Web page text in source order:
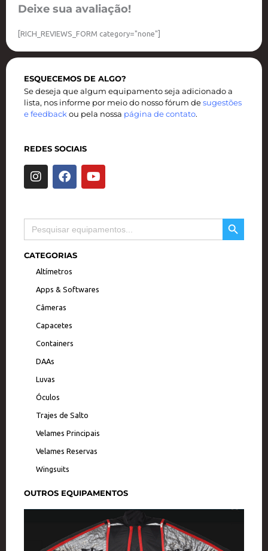
Deixe sua avaliação!
[RICH_REVIEWS_FORM category="none"]
ESQUECEMOS DE ALGO?
Se deseja que algum equipamento seja adicionado a
lista, nos informe por meio do nosso fórum de sugestões
e feedback ou pela nossa página de contato.
REDES SOCIAIS
I
n
a
g
r
a
m
F
a
b
o
o
k
Y
o
u
b
e
Search
for:
SEARCH BUTTON
CATEGORIAS
Altímetros
Apps & Softwares
Câmeras
Capacetes
Containers
DAAs
Luvas
Óculos
Trajes de Salto
Velames Principais
Velames Reservas
Wingsuits
OUTROS EQUIPAMENTOS